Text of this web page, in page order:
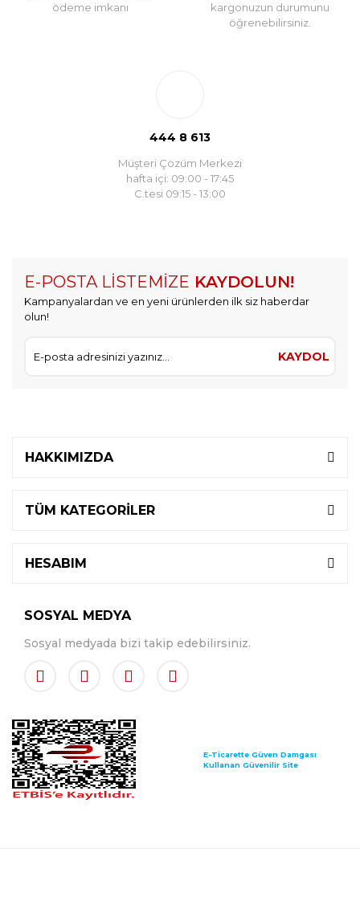
ödeme imkanı
kargonuzun durumunu
öğrenebilirsiniz.
444 8 613
Müşteri Çözüm Merkezi
hafta içi: 09:00 - 17:45
C.tesi 09:15 - 13:00
E-POSTA LİSTEMİZE KAYDOLUN!
Kampanyalardan ve en yeni ürünlerden ilk siz haberdar
olun!
KAYDOL
HAKKIMIZDA
TÜM KATEGORİLER
HESABIM
SOSYAL MEDYA
Sosyal medyada bizi takip edebilirsiniz.
E-Ticarette Güven Damgası
Kullanan Güvenilir Site